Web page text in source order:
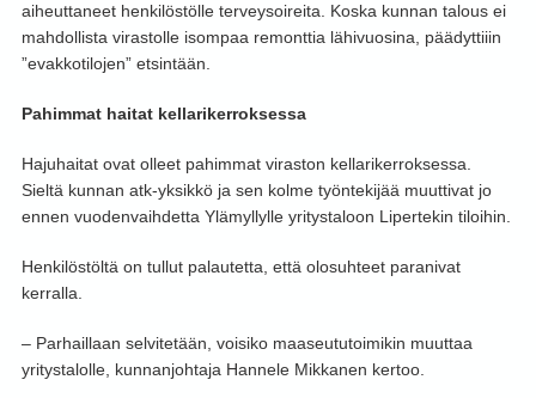
aiheuttaneet henkilöstölle terveysoireita. Koska kunnan talous ei
mahdollista virastolle isompaa remonttia lähivuosina, päädyttiiin
”evakkotilojen” etsintään.
Pahimmat haitat kellarikerroksessa
Hajuhaitat ovat olleet pahimmat viraston kellarikerroksessa.
Sieltä kunnan atk-yksikkö ja sen kolme työntekijää muuttivat jo
ennen vuodenvaihdetta Ylämyllylle yritystaloon Lipertekin tiloihin.
Henkilöstöltä on tullut palautetta, että olosuhteet paranivat
kerralla.
– Parhaillaan selvitetään, voisiko maaseututoimikin muuttaa
yritystalolle, kunnanjohtaja Hannele Mikkanen kertoo.